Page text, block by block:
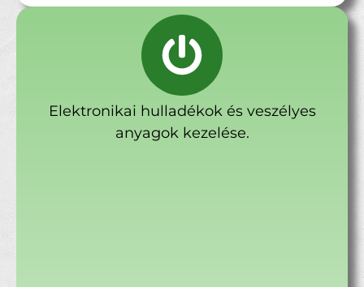
Elektronikai hulladékok és veszélyes
anyagok kezelése.